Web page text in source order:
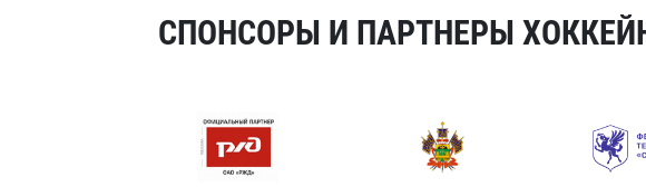
СПОНСОРЫ И ПАРТНЕРЫ